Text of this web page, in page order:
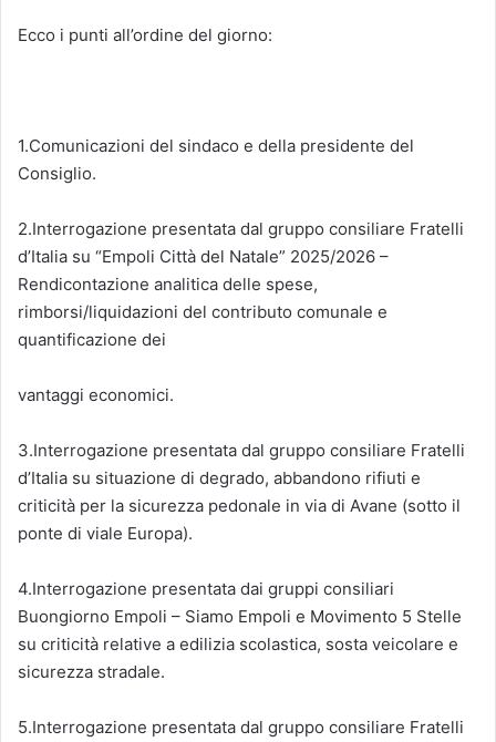
Ecco i punti all’ordine del giorno:
1.Comunicazioni del sindaco e della presidente del
Consiglio.
2.Interrogazione presentata dal gruppo consiliare Fratelli
d’Italia su “Empoli Città del Natale” 2025/2026 –
Rendicontazione analitica delle spese,
rimborsi/liquidazioni del contributo comunale e
quantificazione dei
vantaggi economici.
3.Interrogazione presentata dal gruppo consiliare Fratelli
d’Italia su situazione di degrado, abbandono rifiuti e
criticità per la sicurezza pedonale in via di Avane (sotto il
ponte di viale Europa).
4.Interrogazione presentata dai gruppi consiliari
Buongiorno Empoli – Siamo Empoli e Movimento 5 Stelle
su criticità relative a edilizia scolastica, sosta veicolare e
sicurezza stradale.
5.Interrogazione presentata dal gruppo consiliare Fratelli